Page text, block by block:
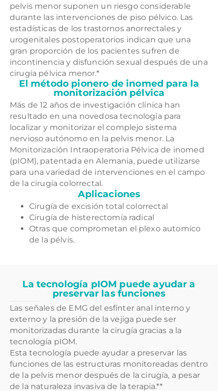
pelvis menor suponen un riesgo considerable
durante las intervenciones de piso pélvico. Las
estadísticas de los trastornos anorrectales y
urogenitales postoperatorios indican que una
gran proporción de los pacientes sufren de
incontinencia y disfunción sexual después de una
cirugía pélvica menor.*
El método pionero de inomed para la
monitorización pélvica
Más de 12 años de investigación clínica han
resultado en una novedosa tecnología para
localizar y monitorizar el complejo sistema
nervioso autónomo en la pelvis menor. La
Monitorización Intraoperatoria Pélvica de inomed
(pIOM), patentada en Alemania, puede utilizarse
para una variedad de intervenciones en el campo
de la cirugía colorrectal.
Aplicaciones
Cirugía de excisión total colorrectal
Cirugía de histerectomía radical
Otras que comprometan el plexo automíco
de la pélvis.
La tecnología pIOM puede ayudar a
preservar las funciones
Las señales de EMG del esfínter anal interno y
externo y la presión de la vejiga puede ser
monitorizadas durante la cirugía gracias a la
tecnología pIOM.
Esta tecnología puede ayudar a preservar las
funciones de las estructuras monitoreadas dentro
de la pelvis menor después de la cirugía, a pesar
de la naturaleza invasiva de la terapia.**